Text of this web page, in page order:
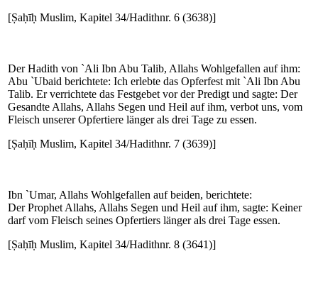
[Ṣaḥīḥ Muslim, Kapitel 34/Hadithnr. 6 (3638)]
Der Hadith von `Ali Ibn Abu Talib, Allahs Wohlgefallen auf ihm:
Abu `Ubaid berichtete: Ich erlebte das Opferfest mit `Ali Ibn Abu
Talib. Er verrichtete das Festgebet vor der Predigt und sagte: Der
Gesandte Allahs, Allahs Segen und Heil auf ihm, verbot uns, vom
Fleisch unserer Opfertiere länger als drei Tage zu essen.
[Ṣaḥīḥ Muslim, Kapitel 34/Hadithnr. 7 (3639)]
Ibn `Umar, Allahs Wohlgefallen auf beiden, berichtete:
Der Prophet Allahs, Allahs Segen und Heil auf ihm, sagte: Keiner
darf vom Fleisch seines Opfertiers länger als drei Tage essen.
[Ṣaḥīḥ Muslim, Kapitel 34/Hadithnr. 8 (3641)]